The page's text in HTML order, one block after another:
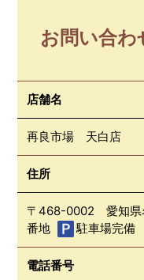
お問い合
店舗名
再良市場 天白店
住所
〒468-0002 愛知県
番地
駐車場完備
電話番号